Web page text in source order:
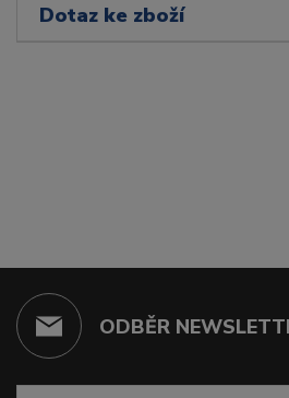
Dotaz ke zboží
ODBĚR